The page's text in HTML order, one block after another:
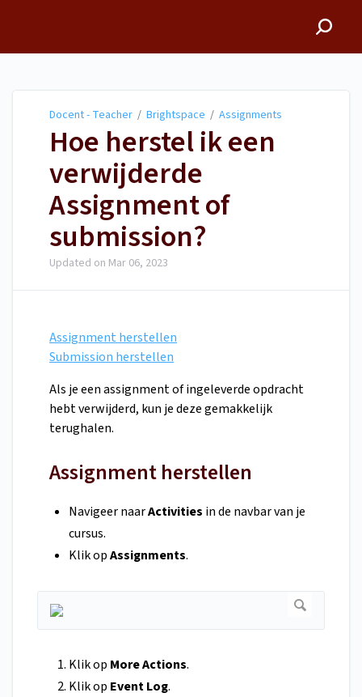
Docent - Teacher / Brightspace / Assignments
Hoe herstel ik een
verwijderde
Assignment of
submission?
Updated on Mar 06, 2023
Assignment herstellen
Submission herstellen
Als je een assignment of ingeleverde opdracht
hebt verwijderd, kun je deze gemakkelijk
terughalen.
Assignment herstellen
Navigeer naarActivities in de navbar van je
cursus.
Klik opAssignments.
Klik op More Actions.
Klik op Event Log.